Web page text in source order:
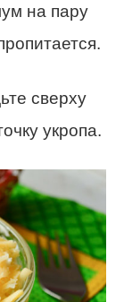
на пару
сверху
укропа.